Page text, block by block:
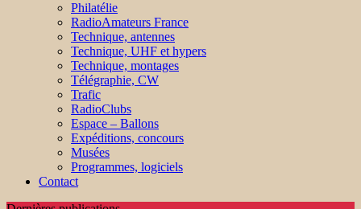
Philatélie
RadioAmateurs France
Technique, antennes
Technique, UHF et hypers
Technique, montages
Télégraphie, CW
Trafic
RadioClubs
Espace – Ballons
Expéditions, concours
Musées
Programmes, logiciels
Contact